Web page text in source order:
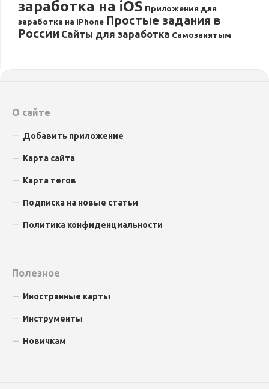
заработка на iOS Приложения для
заработка на iPhone Простые задания в
России Сайты для заработка Самозанятым
О сайте
Добавить приложение
Карта сайта
Карта тегов
Подписка на новые статьи
Политика конфиденциальности
Полезное
Иностранные карты
Инструменты
Новичкам